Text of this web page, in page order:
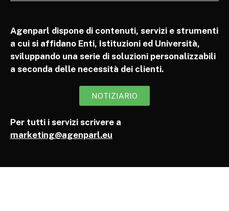
Agenparl dispone di contenuti, servizi e strumenti
a cui si affidano Enti, Istituzioni ed Università,
sviluppando una serie di soluzioni personalizzabili
a seconda delle necessità dei clienti.
NOTIZIARIO
Per tutti i servizi scrivere a
marketing@agenparl.eu